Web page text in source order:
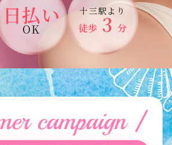
日払い
OK
十三駅 より
徒歩3分